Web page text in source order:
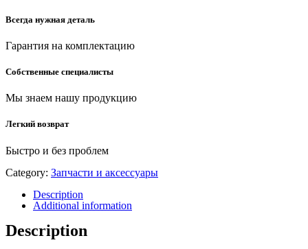
Всегда нужная деталь
Гарантия на комплектацию
Собственные специалисты
Мы знаем нашу продукцию
Легкий возврат
Быстро и без проблем
Category: Запчасти и аксессуары
Description
Additional information
Description